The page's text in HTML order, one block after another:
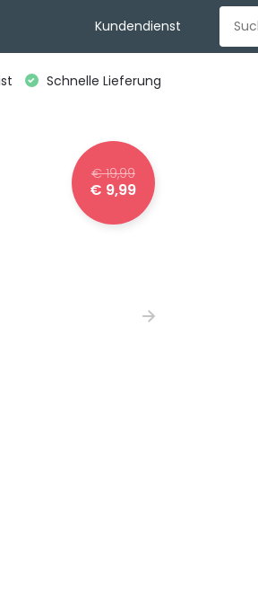
Kundendienst
Schnelle Lieferung
€ 19,99
€ 9,99